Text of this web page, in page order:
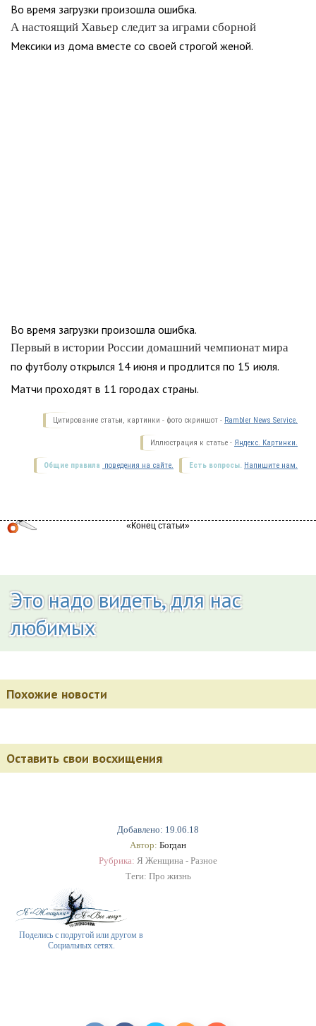
Добавлено: 19.06.18
Автор: Богдан
Рубрика: Я Женщина - Разное
Теги: Про жизнь
Поделись с подругой или другом в
Социальных сетях.
Во время загрузки произошла ошибка.
А настоящий Хавьер следит за играми сборной
Мексики из дома вместе со своей строгой женой.
Во время загрузки произошла ошибка.
Первый в истории России домашний чемпионат мира
по футболу открылся 14 июня и продлится по 15 июля.
Матчи проходят в 11 городах страны.
Цитирование статьи, картинки - фото скриншот - Rambler News Service.
Иллюстрация к статье - Яндекс. Картинки.
Есть вопросы. Напишите нам.
Общие правила поведения на сайте.
Это надо видеть, для нас
любимых
Похожие новости
Оставить свои восхищения